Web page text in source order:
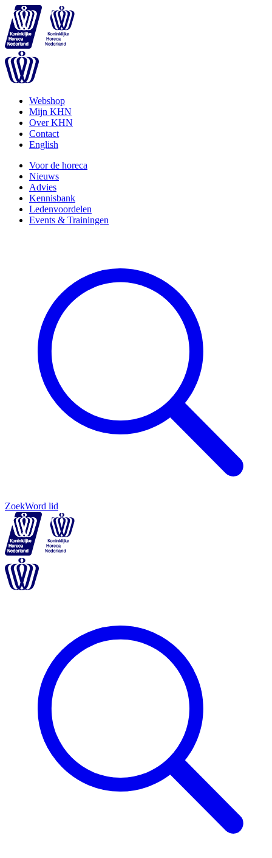
Webshop
Mijn KHN
Over KHN
Contact
English
Voor de horeca
Nieuws
Advies
Kennisbank
Ledenvoordelen
Events & Trainingen
ZoekWord lid